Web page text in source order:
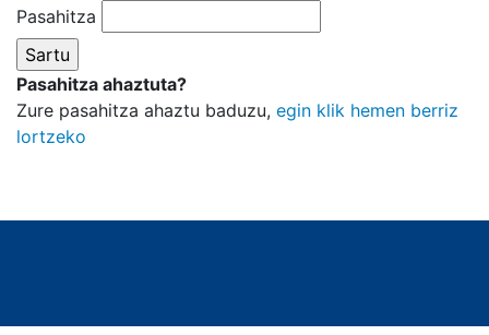
Pasahitza
Pasahitza ahaztuta?
Zure pasahitza ahaztu baduzu, egin klik hemen berriz
lortzeko